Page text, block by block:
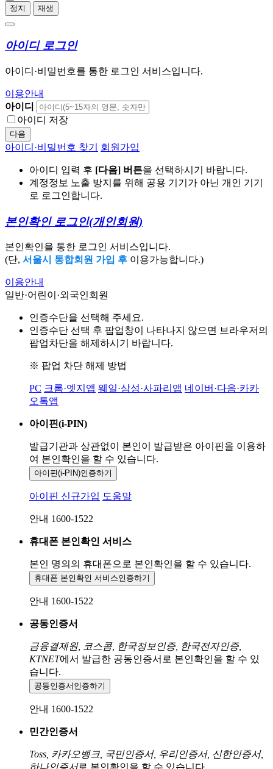
정지 재생
아이디 로그인
아이디·비밀번호를 통한 로그인 서비스입니다.
이용안내
아이디
아이디 저장
다음
아이디·비밀번호 찾기 회원가입
아이디 입력 후 [다음] 버튼을 선택하시기 바랍니다.
계정정보 노출 방지를 위해 공용 기기가 아닌 개인 기기
로 로그인합니다.
본인확인 로그인(개인회원)
본인확인을 통한 로그인 서비스입니다.
(단, 서울시 통합회원 가입 후 이용가능합니다.)
이용안내
일반·어린이·외국인회원
인증수단을 선택해 주세요.
인증수단 선택 후 팝업창이 나타나지 않으면 브라우저의
팝업차단을 해제하시기 바랍니다.
※ 팝업 차단 해제 방법
PC 크롬·엣지앱 웨일·삼성·사파리앱 네이버·다음·카카
오톡앱
아이핀(i-PIN)
발급기관과 상관없이 본인이 발급받은 아이핀을 이용하
여 본인확인을 할 수 있습니다.
아이핀(i-PIN)인증하기
아이핀 신규가입 도움말
안내 1600-1522
휴대폰 본인확인 서비스
본인 명의의 휴대폰으로 본인확인을 할 수 있습니다.
휴대폰 본인확인 서비스인증하기
안내 1600-1522
공동인증서
금융결제원, 코스콤, 한국정보인증, 한국전자인증,
KTNET에서 발급한 공동인증서로 본인확인을 할 수 있
습니다.
공동인증서 인증하기
안내 1600-1522
민간인증서
Toss, 카카오뱅크, 국민인증서, 우리인증서, 신한인증서,